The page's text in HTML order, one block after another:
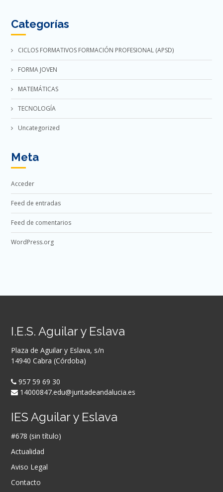
Categorías
CICLOS FORMATIVOS FORMACIÓN PROFESIONAL (APSD)
FORMA JOVEN
MATEMÁTICAS
TECNOLOGÍA
Uncategorized
Meta
Acceder
Feed de entradas
Feed de comentarios
WordPress.org
I.E.S. Aguilar y Eslava
Plaza de Aguilar y Eslava, s/n
14940 Cabra (Córdoba)
957 59 69 30
14000847.edu@juntadeandalucia.es
IES Aguilar y Eslava
#678 (sin título)
Actualidad
Aviso Legal
Contacto